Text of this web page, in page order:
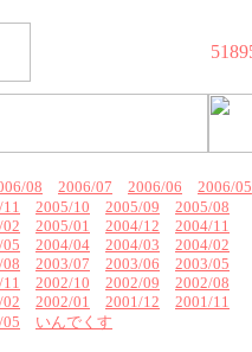
08 2006/07 2006/06
2006/05
2005/10 2005/09
2005/08
2005/01 2004/12
2004/11
2004/04 2004/03
2004/02
2003/07 2003/06
2003/05
2002/10 2002/09
2002/08
2002/01 2001/12
2001/11
いんでくす